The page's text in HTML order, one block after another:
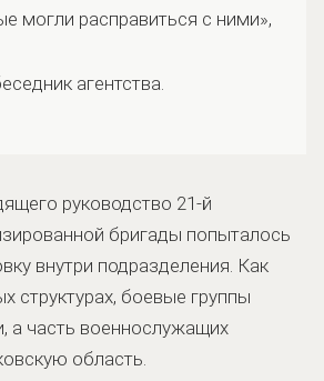
могли расправиться с ними»,
агентства.
руководство 21-й
бригады попыталось
внутри подразделения. Как
структурах, боевые группы
а часть военнослужащих
область.